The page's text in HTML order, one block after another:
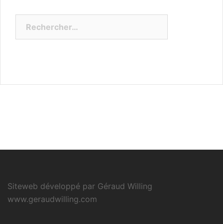
Siteweb développé par Géraud Willing
www.geraudwilling.com